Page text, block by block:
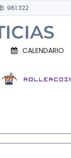
961.322
CALENDARIO
BTC